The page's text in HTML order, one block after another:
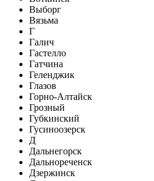
Выборг
Вязьма
Г
Галич
Гастелло
Гатчина
Геленджик
Глазов
Горно-Алтайск
Грозный
Губкинский
Гусиноозерск
Д
Дальнегорск
Дальнореченск
Дзержинск